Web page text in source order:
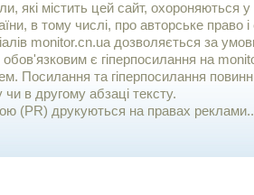
які містить цей сайт, охороняються у
в тому числі, про авторське право і
monitor.cn.ua дозволяється за
є гiперпосилання на
Посилання та гіперпосилання
в другому абзаці тексту.
(PR) друкуються на правах реклами..